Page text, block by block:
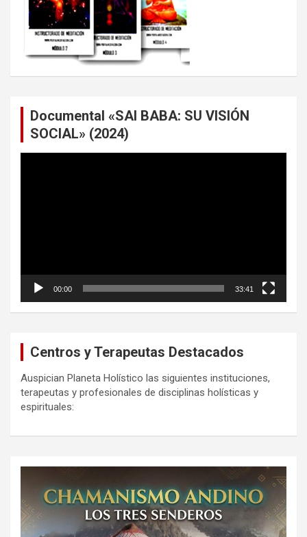
Documental «SAI BABA: SU VISIÓN
SOCIAL» (2024)
00:00 33:41
Centros y Terapeutas Destacados
Auspician Planeta Holístico las siguientes instituciones,
terapeutas y profesionales de disciplinas holísticas y
espirituales: